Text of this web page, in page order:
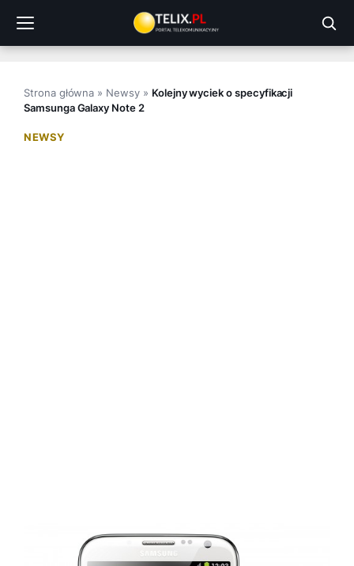
treści
Strona główna » Newsy» Kolejny wyciek o specyfikacji
Samsunga Galaxy Note 2
NEWSY